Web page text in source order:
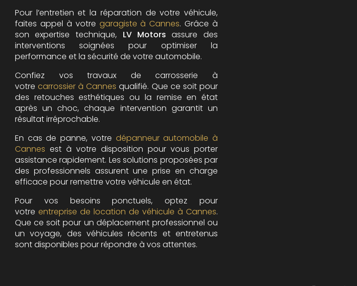
Pour l’entretien et la réparation de votre véhicule,
faites appel à votre garagiste à Cannes. Grâce à
son expertise technique, LV Motors assure des
interventions soignées pour optimiser la
performance et la sécurité de votre automobile.
Confiez vos travaux de carrosserie à
votrecarrossier à Cannes qualifié. Que ce soit pour
des retouches esthétiques ou la remise en état
après un choc, chaque intervention garantit un
résultat irréprochable.
En cas de panne, votre dépanneur automobile à
Cannes est à votre disposition pour vous porter
assistance rapidement. Les solutions proposées par
des professionnels assurent une prise en charge
efficace pour remettre votre véhicule en état.
Pour vos besoins ponctuels, optez pour
votre entreprise de location de véhicule à Cannes.
Que ce soit pour un déplacement professionnel ou
un voyage, des véhicules récents et entretenus
sont disponibles pour répondre à vos attentes.